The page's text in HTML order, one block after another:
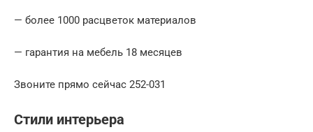
— более 1000 расцветок материалов
— гарантия на мебель 18 месяцев
Звоните прямо сейчас 252-031
Стили интерьера